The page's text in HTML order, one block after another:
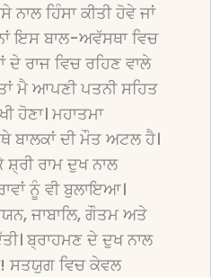
ਹਿੰਸਾ ਕੀਤੀ ਹੋਵੇ ਜਾਂ
ਇਸ ਬਾਲ-ਅਵੱਸਥਾ ਵਿਚ
ਰਾਜ ਵਿਚ ਰਹਿਣ ਵਾਲੇ
ਮੈ ਆਪਣੀ ਪਤਨੀ ਸਹਿਤ
ਮਹਾਤਮਾ
ਬਾਲਕਾਂ ਦੀ ਮੌਤ ਅਟਲ ਹੈ।
ਸ਼੍ਰੀ ਰਾਮ ਦੁਖ ਨਾਲ
ਨੂੰ ਵੀ ਬੁਲਾਇਆ।
ਜਾਬਾਲਿ, ਗੌਤਮ ਅਤੇ
ਬ੍ਰਾਹਮਣ ਦੇ ਦੁਖ ਨਾਲ
ਸਤਯੁਗ ਵਿਚ ਕੇਵਲ